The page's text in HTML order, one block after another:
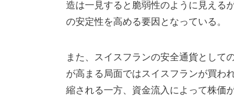
造は一見すると脆弱性のように見える
の安定性を高める要因となっている。
また、スイスフランの安全通貨として
が高まる局面ではスイスフランが買わ
縮される一方、資金流入によって株価